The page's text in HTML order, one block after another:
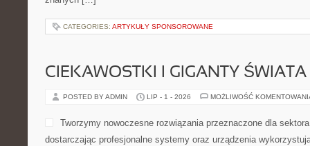
CATEGORIES: ARTYKUŁY SPONSOROWANE
CIEKAWOSTKI I GIGANTY ŚWIATA
POSTED BY ADMIN LIP - 1 - 2026 MOŻLIWOŚĆ
Tworzymy nowoczesne rozwiązania przeznaczone dla
dostarczając profesjonalne systemy oraz urządzenia